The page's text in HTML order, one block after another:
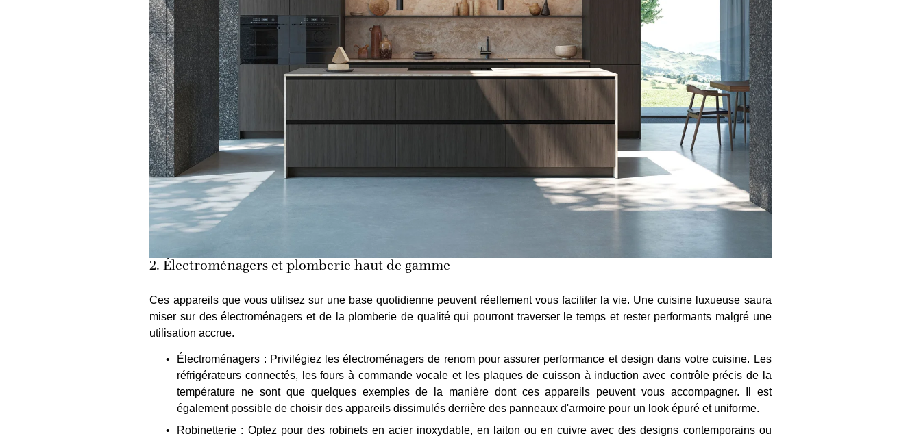
2. Électroménagers et plomberie haut de gamme
Ces appareils que vous utilisez sur une base quotidienne peuvent réellement vous faciliter la vie. Une cuisine luxueuse saura
miser sur des électroménagers et de la plomberie de qualité qui pourront traverser le temps et rester performants malgré une
utilisation accrue.
Électroménagers : Privilégiez les électroménagers de renom pour assurer performance et design dans votre cuisine. Les
réfrigérateurs connectés, les fours à commande vocale et les plaques de cuisson à induction avec contrôle précis de la
température ne sont que quelques exemples de la manière dont ces appareils peuvent vous accompagner. Il est
également possible de choisir des appareils dissimulés derrière des panneaux d'armoire pour un look épuré et uniforme.
Robinetterie : Optez pour des robinets en acier inoxydable, en laiton ou en cuivre avec des designs contemporains ou